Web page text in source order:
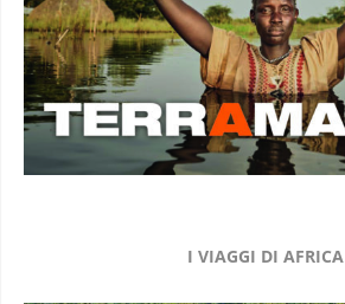
I VIAGGI DI AFRICA